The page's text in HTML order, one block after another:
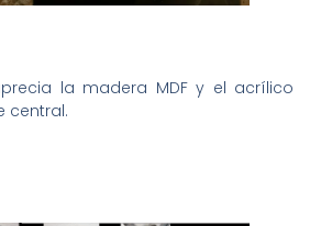
la madera MDF y el acrílico
central.